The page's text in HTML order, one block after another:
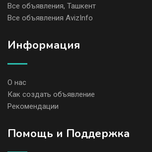
Все объявления, Ташкент
Все объявления AvizInfo
Информация
О нас
Как создать объявление
Рекомендации
Помощь и Поддержка